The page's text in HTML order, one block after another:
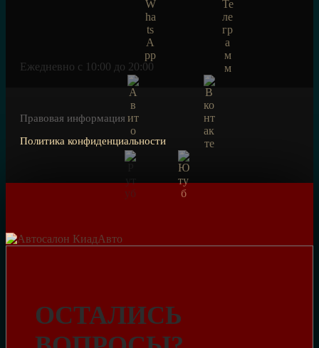
Ежедневно c 10:00 до 20:00
Правовая информация
Политика конфиденциальности
ОСТАЛИСЬ